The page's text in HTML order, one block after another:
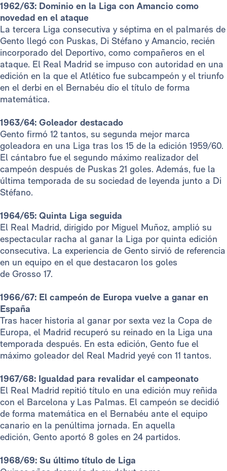
1962/63: Dominio en la Liga con Amancio como
novedad en el ataque
La tercera Liga consecutiva y séptima en el palmarés de
Gento llegó con Puskas, Di Stéfano y Amancio, recién
incorporado del Deportivo, como compañeros en el
ataque. El Real Madrid se impuso con autoridad en una
edición en la que el Atlético fue subcampeón y el triunfo
en el derbi en el Bernabéu dio el título de forma
matemática.
1963/64: Goleador destacado
Gento firmó 12 tantos, su segunda mejor marca
goleadora en una Liga tras los 15 de la edición 1959/60.
El cántabro fue el segundo máximo realizador del
campeón después de Puskas 21 goles. Además, fue la
última temporada de su sociedad de leyenda junto a Di
Stéfano.
1964/65: Quinta Liga seguida
El Real Madrid, dirigido por Miguel Muñoz, amplió su
espectacular racha al ganar la Liga por quinta edición
consecutiva. La experiencia de Gento sirvió de referencia
en un equipo en el que destacaron los goles
de Grosso 17.
1966/67: El campeón de Europa vuelve a ganar en
España
Tras hacer historia al ganar por sexta vez la Copa de
Europa, el Madrid recuperó su reinado en la Liga una
temporada después. En esta edición, Gento fue el
máximo goleador del Real Madrid yeyé con 11 tantos.
1967/68: Igualdad para revalidar el campeonato
El Real Madrid repitió título en una edición muy reñida
con el Barcelona y Las Palmas. El campeón se decidió
de forma matemática en el Bernabéu ante el equipo
canario en la penúltima jornada. En aquella
edición, Gento aportó 8 goles en 24 partidos.
1968/69: Su último título de Liga